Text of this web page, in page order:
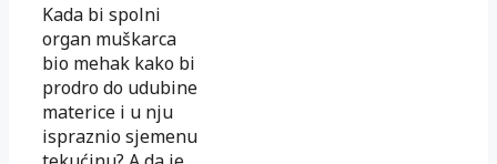
Kada bi spolni
organ muškarca
bio mehak kako bi
prodro do udubine
materice i u nju
ispraznio sjemenu